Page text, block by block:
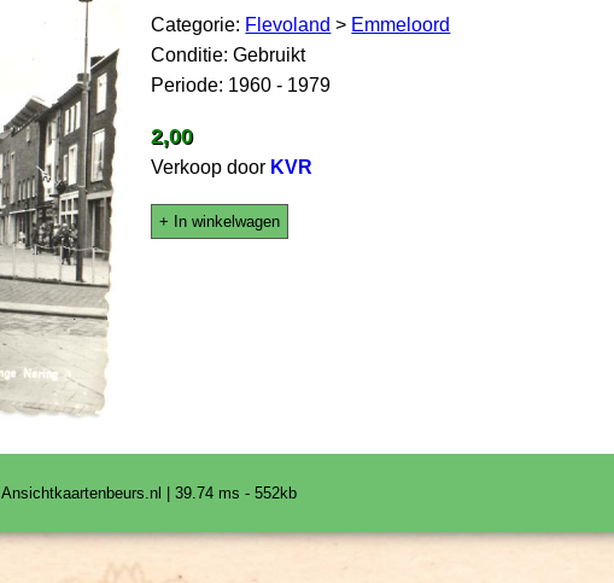
Categorie: Flevoland > Emmeloord
Conditie: Gebruikt
Periode: 1960 - 1979
2,00
Verkoop door KVR
+ In winkelwagen
Ansichtkaartenbeurs.nl | 39.74 ms - 552kb